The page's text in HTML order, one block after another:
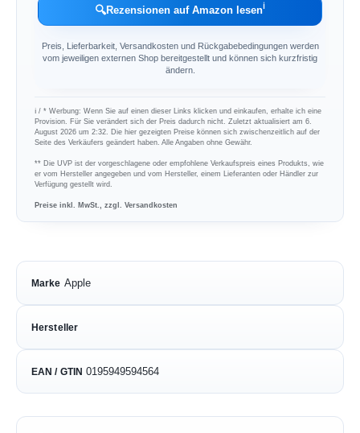
🔍Rezensionen auf Amazon lesenℹ︎
Preis, Lieferbarkeit, Versandkosten und Rückgabebedingungen werden
vom jeweiligen externen Shop bereitgestellt und können sich kurzfristig
ändern.
ℹ︎ / * Werbung: Wenn Sie auf einen dieser Links klicken und einkaufen, erhalte ich eine
Provision. Für Sie verändert sich der Preis dadurch nicht. Zuletzt aktualisiert am 6.
August 2026 um 2:32. Die hier gezeigten Preise können sich zwischenzeitlich auf der
Seite des Verkäufers geändert haben. Alle Angaben ohne Gewähr.
** Die UVP ist der vorgeschlagene oder empfohlene Verkaufspreis eines Produkts, wie
er vom Hersteller angegeben und vom Hersteller, einem Lieferanten oder Händler zur
Verfügung gestellt wird.
Preise inkl. MwSt., zzgl. Versandkosten
Marke Apple
Hersteller
EAN / GTIN 0195949594564